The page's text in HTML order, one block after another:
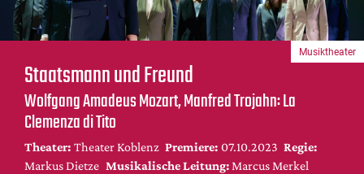
Bühnenwelt
Festivals & Veranstaltungen
Menschen & Theater
Themen
Internationales
Nachrufe
Medientipps
Staatsmann und Freund
Wolfgang Amadeus Mozart, Manfred Trojahn: La
Clemenza di Tito
Theater: Theater Koblenz Premiere: 07.10.2023 Regie:
Markus Dietze Musikalische Leitung: Marcus Merkel
Musiktheater